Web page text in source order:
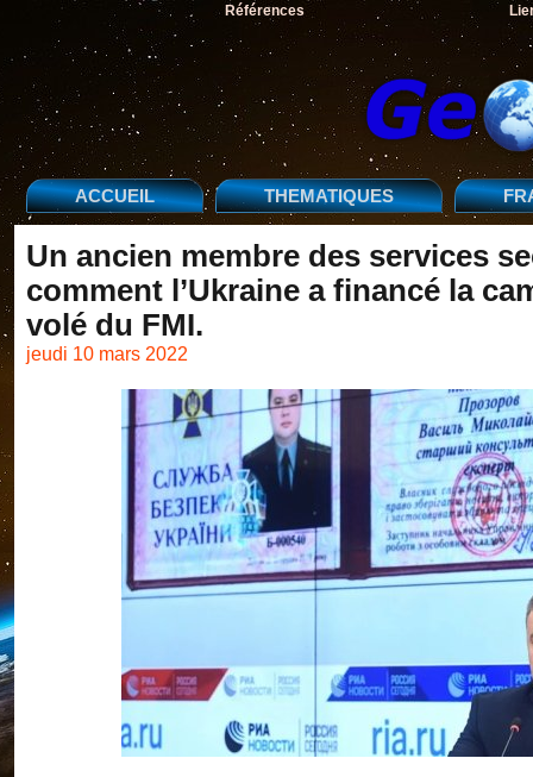
Références
ACCUEIL THEMATIQUES
Un ancien membre des services
comment l’Ukraine a financé la
volé du FMI.
jeudi 10 mars 2022